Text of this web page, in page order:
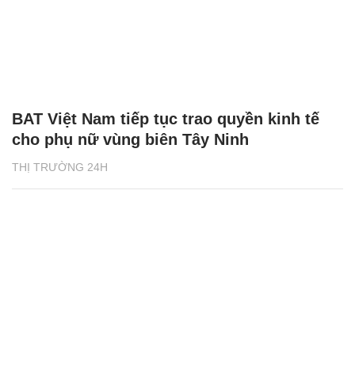
THỊ TRƯỜNG 24H
BAT Việt Nam tiếp tục trao quyền kinh tế
cho phụ nữ vùng biên Tây Ninh